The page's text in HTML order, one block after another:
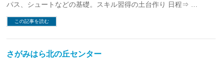
パス、シュートなどの基礎。スキル習得の土台作り 日程⇒ …
この記事を読む
さがみはら北の丘センター